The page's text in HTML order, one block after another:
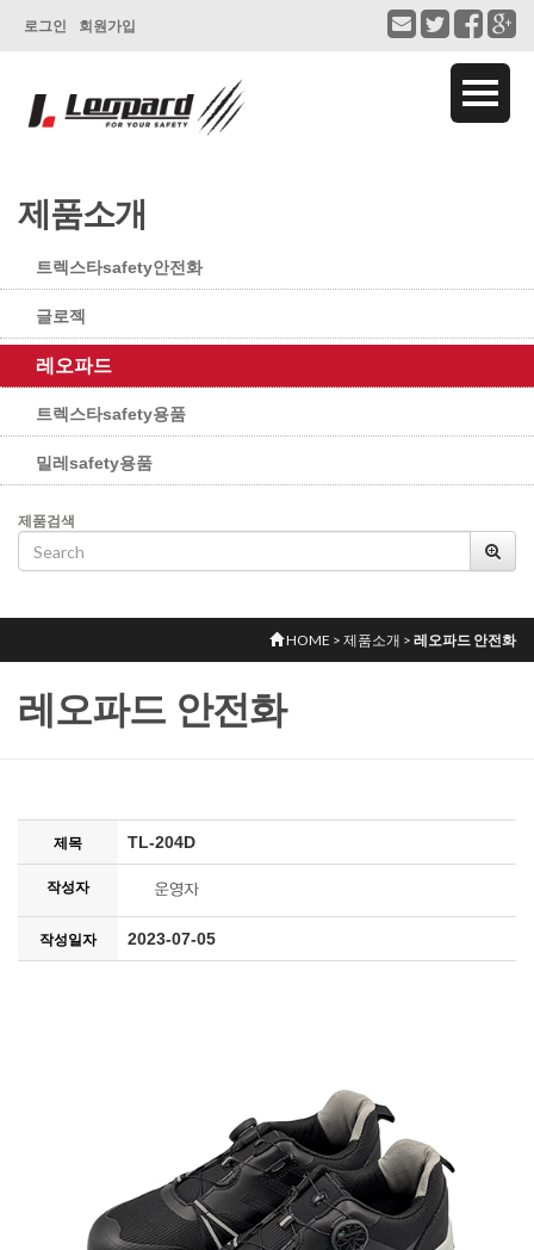
로그인 회원가입
제품소개
트렉스타safety안전화
글로젝
레오파드
트렉스타safety용품
밀레safety용품
제품검색
HOME > 제품소개 > 레오파드 안전화
레오파드 안전화
제목 TL-204D
작성자
작성일자 2023-07-05